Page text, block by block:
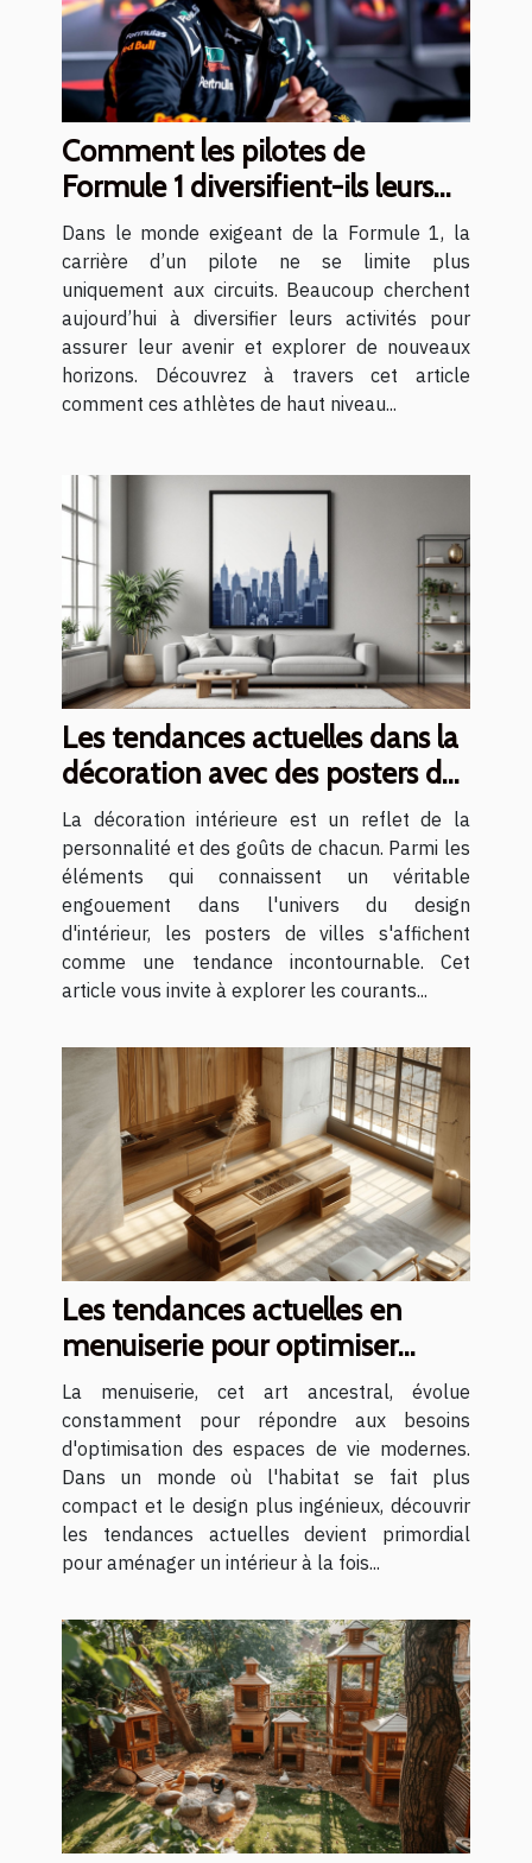
Comment les pilotes de
Formule 1 diversifient-ils leurs
carrières ?
Dans le monde exigeant de la Formule 1, la
carrière d’un pilote ne se limite plus
uniquement aux circuits. Beaucoup cherchent
aujourd’hui à diversifier leurs activités pour
assurer leur avenir et explorer de nouveaux
horizons. Découvrez à travers cet article
comment ces athlètes de haut niveau...
Les tendances actuelles dans la
décoration avec des posters de
villes
La décoration intérieure est un reflet de la
personnalité et des goûts de chacun. Parmi les
éléments qui connaissent un véritable
engouement dans l'univers du design
d'intérieur, les posters de villes s'affichent
comme une tendance incontournable. Cet
article vous invite à explorer les courants...
Les tendances actuelles en
menuiserie pour optimiser
votre espace
La menuiserie, cet art ancestral, évolue
constamment pour répondre aux besoins
d'optimisation des espaces de vie modernes.
Dans un monde où l'habitat se fait plus
compact et le design plus ingénieux, découvrir
les tendances actuelles devient primordial
pour aménager un intérieur à la fois...